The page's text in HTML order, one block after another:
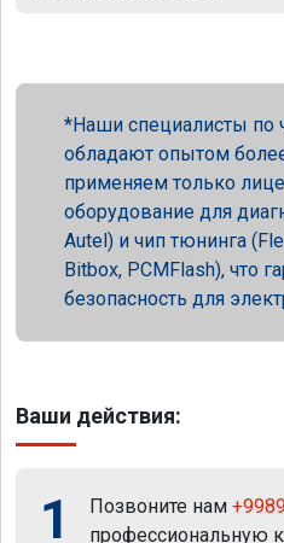
Наши специалисты по
обладают опытом
применяем только
оборудование для
Autel) и чип тюнинга
Bitbox, PCMFlash), что
безопасность для
Ваши действия:
1 Позвоните нам
профессиональную